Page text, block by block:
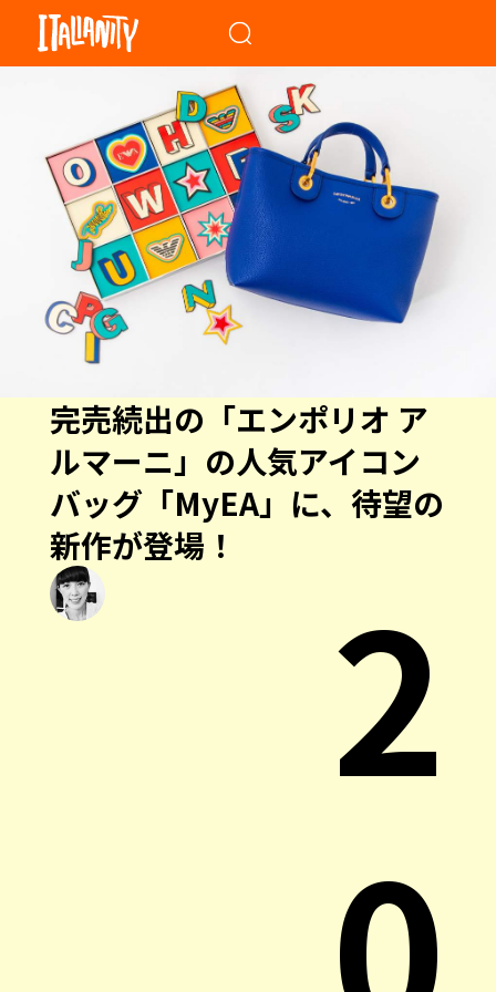
完売続出の「エンポリオ ア
ルマーニ」の人気アイコン
バッグ「MyEA」に、待望の
新作が登場！
2